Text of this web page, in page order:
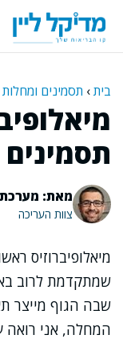
לתוכן
בית› תסמינים ומחלות
תסמינים
מאת: מערכת
צוות העריכה
מיאלופיברוזיס
שמתקדמת לרוב
שבה הגוף מייצר
המחלה, אני רואה